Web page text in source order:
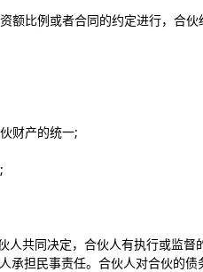
比例或者合同的约定进行，合伙
财产的统一;
人共同决定，合伙人有执行或监
承担民事责任。合伙人对合伙的